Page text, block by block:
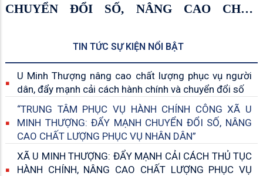
CHUYỂN ĐỔI SỐ, NÂNG CAO CHẤT
TIN TỨC SỰ KIỆN NỔI BẬT
U Minh Thượng nâng cao chất lượng phục vụ người
dân, đẩy mạnh cải cách hành chính và chuyển đổi số
“TRUNG TÂM PHỤC VỤ HÀNH CHÍNH CÔNG XÃ U
MINH THƯỢNG: ĐẨY MẠNH CHUYỂN ĐỔI SỐ, NÂNG
CAO CHẤT LƯỢNG PHỤC VỤ NHÂN DÂN”
XÃ U MINH THƯỢNG: ĐẨY MẠNH CẢI CÁCH THỦ TỤC
HÀNH CHÍNH, NÂNG CAO CHẤT LƯỢNG PHỤC VỤ